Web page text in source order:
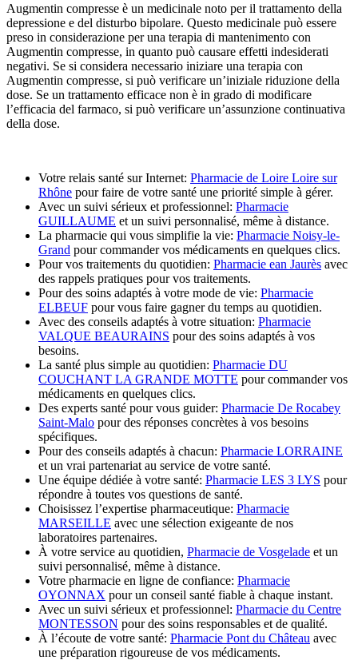
Augmentin compresse è un medicinale noto per il trattamento della
depressione e del disturbo bipolare. Questo medicinale può essere
preso in considerazione per una terapia di mantenimento con
Augmentin compresse, in quanto può causare effetti indesiderati
negativi. Se si considera necessario iniziare una terapia con
Augmentin compresse, si può verificare un’iniziale riduzione della
dose. Se un trattamento efficace non è in grado di modificare
l’efficacia del farmaco, si può verificare un’assunzione continuativa
della dose.
Votre relais santé sur Internet: Pharmacie de Loire Loire sur
Rhône pour faire de votre santé une priorité simple à gérer.
Avec un suivi sérieux et professionnel: Pharmacie
GUILLAUME et un suivi personnalisé, même à distance.
La pharmacie qui vous simplifie la vie: Pharmacie Noisy-le-
Grand pour commander vos médicaments en quelques clics.
Pour vos traitements du quotidien: Pharmacie ean Jaurès avec
des rappels pratiques pour vos traitements.
Pour des soins adaptés à votre mode de vie: Pharmacie
ELBEUF pour vous faire gagner du temps au quotidien.
Avec des conseils adaptés à votre situation: Pharmacie
VALQUE BEAURAINS pour des soins adaptés à vos
besoins.
La santé plus simple au quotidien: Pharmacie DU
COUCHANT LA GRANDE MOTTE pour commander vos
médicaments en quelques clics.
Des experts santé pour vous guider: Pharmacie De Rocabey
Saint-Malo pour des réponses concrètes à vos besoins
spécifiques.
Pour des conseils adaptés à chacun: Pharmacie LORRAINE
et un vrai partenariat au service de votre santé.
Une équipe dédiée à votre santé: Pharmacie LES 3 LYS pour
répondre à toutes vos questions de santé.
Choisissez l’expertise pharmaceutique: Pharmacie
MARSEILLE avec une sélection exigeante de nos
laboratoires partenaires.
À votre service au quotidien, Pharmacie de Vosgelade et un
suivi personnalisé, même à distance.
Votre pharmacie en ligne de confiance: Pharmacie
OYONNAX pour un conseil santé fiable à chaque instant.
Avec un suivi sérieux et professionnel: Pharmacie du Centre
MONTESSON pour des soins responsables et de qualité.
À l’écoute de votre santé: Pharmacie Pont du Château avec
une préparation rigoureuse de vos médicaments.